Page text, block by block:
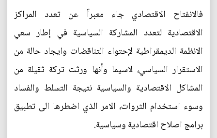
فالانفتاح الاقتصادي جاء معبراً عن تعدد المراكز
الاقتصادية لتعدد المشاركة السياسية في إطار سعي
الانظمة الديمقراطية لإحتواء التناقضات وايجاد حالة من
الاستقرار السياسي، لاسيما وأنها ورثت تركة ثقيلة من
المشاكل الاقتصادية والسياسية نتيجة التسلط والفساد
وسوء استخدام الثروات، الامر الذي اضطرها الى تطبيق
برامج اصلاح اقتصادية وسياسية.